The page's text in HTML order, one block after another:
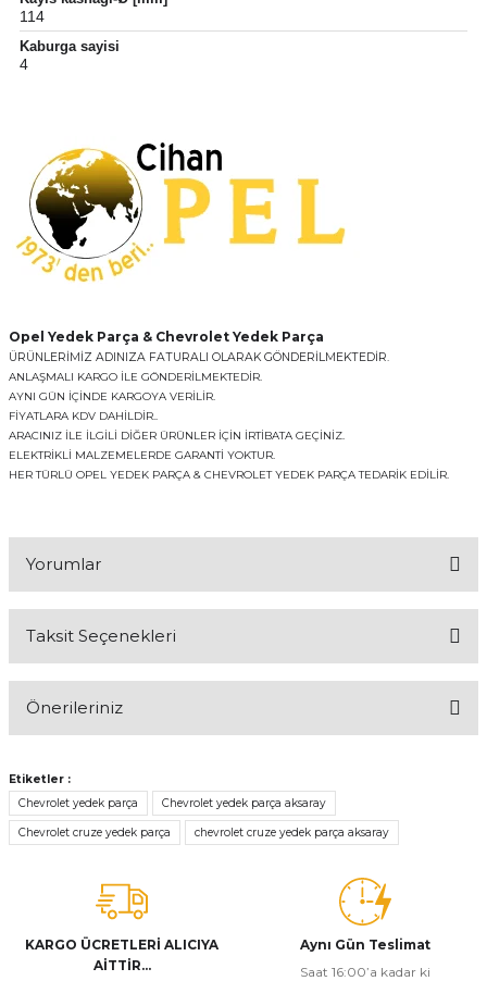
114
Kaburga sayisi
4
Opel Yedek Parça & Chevrolet Yedek Parça
ÜRÜNLERİMİZ ADINIZA FATURALI OLARAK GÖNDERİLMEKTEDİR.
ANLAŞMALI KARGO İLE GÖNDERİLMEKTEDİR.
AYNI GÜN İÇİNDE KARGOYA VERİLİR.
FİYATLARA KDV DAHİLDİR..
ARACINIZ İLE İLGİLİ DİĞER ÜRÜNLER İÇİN İRTİBATA GEÇİNİZ.
ELEKTRİKLİ MALZEMELERDE GARANTİ YOKTUR.
HER TÜRLÜ OPEL YEDEK PARÇA & CHEVROLET YEDEK PARÇA TEDARİK EDİLİR.
Yorumlar
Taksit Seçenekleri
Önerileriniz
konularda yetersiz gördüğünüz noktaları öneri formunu kullanarak
tarafımıza iletebilirsiniz.
Görüş ve önerileriniz için teşekkür ederiz.
Ürün resmi kalitesiz, bozuk veya görüntülenemiyor.
Ürün açıklamasında eksik bilgiler bulunuyor.
Ürün bilgilerinde hatalar bulunuyor.
Ürün fiyatı diğer sitelerden daha pahalı.
Etiketler :
Chevrolet yedek parça
Chevrolet yedek parça aksaray
Chevrolet cruze yedek parça chevrolet cruze yedek parça aksaray
KARGO ÜCRETLERİ ALICIYA
AİTTİR...
Aynı Gün Teslimat
Saat 16:00’a kadar ki